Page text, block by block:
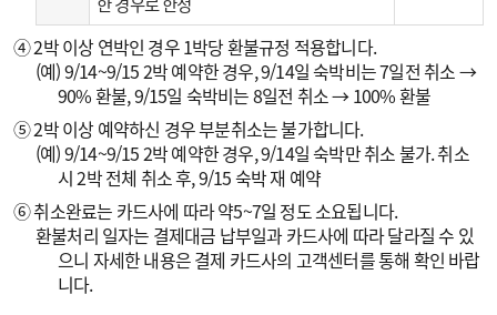
④ 2박 이상 연박인 경우 1박당 환불규정 적용합니다.
(예) 9/14~9/15 2박 예약한 경우, 9/14일 숙박비는 7일전 취소 →
90% 환불, 9/15일 숙박비는 8일전 취소 → 100% 환불
⑤ 2박 이상 예약하신 경우 부분취소는 불가합니다.
(예) 9/14~9/15 2박 예약한 경우, 9/14일 숙박만 취소 불가. 취소
시 2박 전체 취소 후, 9/15 숙박 재 예약
⑥ 취소완료는 카드사에 따라 약5~7일 정도 소요됩니다.
환불처리 일자는 결제대금 납부일과 카드사에 따라 달라질 수 있
으니 자세한 내용은 결제 카드사의 고객센터를 통해 확인 바랍
니다.